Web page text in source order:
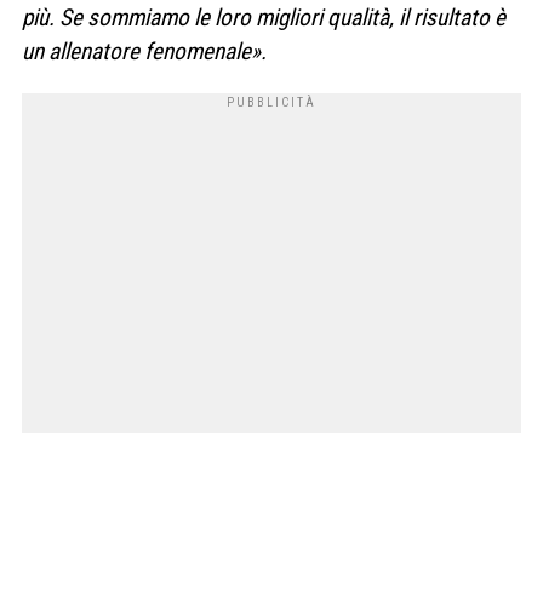
più. Se sommiamo le loro migliori qualità, il risultato è
un allenatore fenomenale».